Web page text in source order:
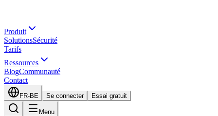
Produit
SolutionsSécurité
Tarifs
Ressources
BlogCommunauté
Contact
FR-BE Se connecter Essai gratuit
Menu